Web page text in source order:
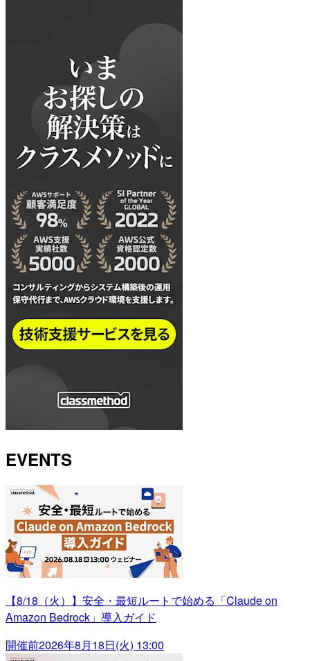
EVENTS
【8/18（火）】安全・最短ルートで始める「Claude on
Amazon Bedrock」導入ガイド
開催前2026年8月18日(火) 13:00